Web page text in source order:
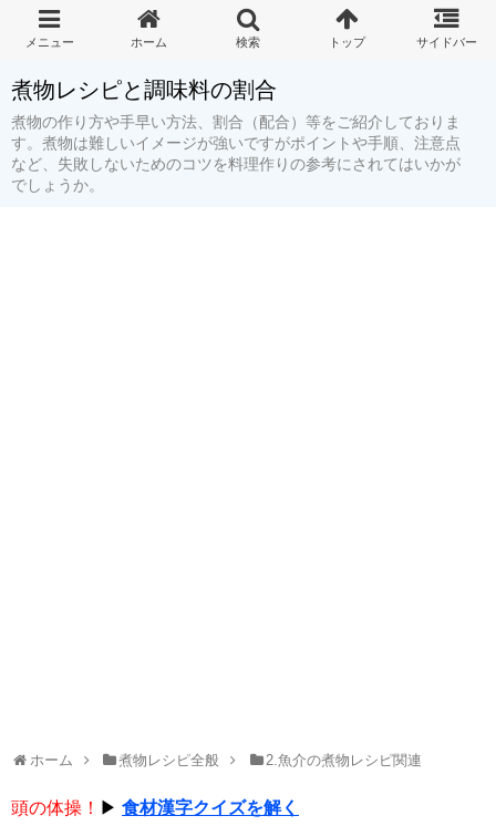
煮物レシピと調味料の割合
煮物の作り方や手早い方法、割合（配合）等をご紹介しておりま
す。煮物は難しいイメージが強いですがポイントや手順、注意点
など、失敗しないためのコツを料理作りの参考にされてはいかが
でしょうか。
ホーム 煮物レシピ全般 2.魚介の煮物レシピ関連
頭の体操！ ▶ 食材漢字クイズを解く